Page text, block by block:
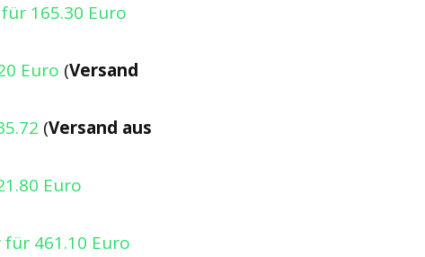
165.30 Euro
Euro (Versand
(Versand aus
Euro
461.10 Euro